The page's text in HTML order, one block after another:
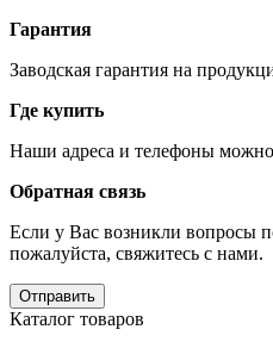
Гарантия
Заводская гарантия на
Где купить
Наши адреса и телефоны
Обратная связь
Если у Вас возникли вопросы
пожалуйста, свяжитесь с нами.
Отправить
Каталог товаров